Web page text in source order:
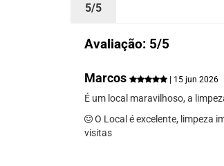
5/5
Avaliação: 5/5
Marcos | 15 jun 2026
É um local maravilhoso, a
O Local é excelente, limpeza
visitas